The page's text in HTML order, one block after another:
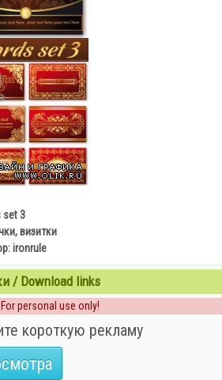
set 3
визитки
ironrule
/ Download links
personal use only!
короткую рекламу